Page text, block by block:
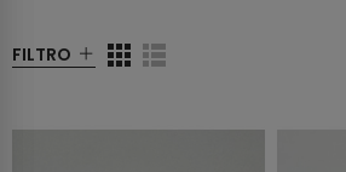
FILTRO